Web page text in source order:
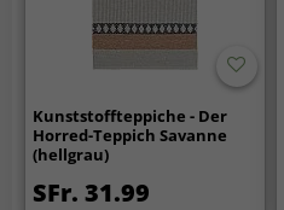
Kunststoffteppiche - Der
Horred-Teppich Savanne
(hellgrau)
SFr. 31.99